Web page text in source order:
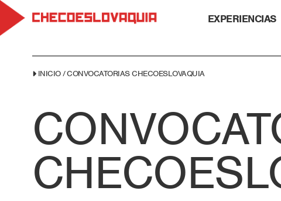
EXPERIENCIAS
INICIO /CONVOCATORIAS CHECOESLOVAQUIA